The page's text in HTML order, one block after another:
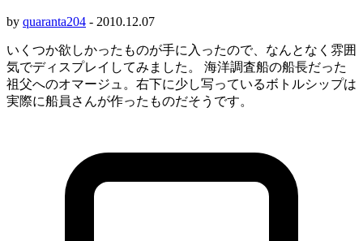
by quaranta204 - 2010.12.07
いくつか欲しかったものが手に入ったので、なんとなく雰囲
気でディスプレイしてみました。 海洋調査船の船長だった
祖父へのオマージュ。右下に少し写っているボトルシップは
実際に船員さんが作ったものだそうです。